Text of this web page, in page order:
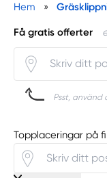
Hem
»
Få gratis offerter
Psst, använd
Topplaceringar på